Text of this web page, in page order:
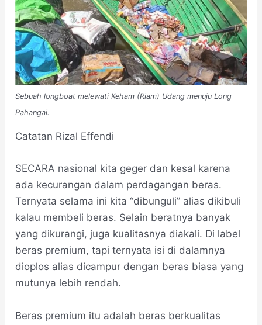
Sebuah longboat melewati Keham (Riam) Udang menuju Long
Pahangai.
Catatan Rizal Effendi
SECARA nasional kita geger dan kesal karena
ada kecurangan dalam perdagangan beras.
Ternyata selama ini kita “dibunguli” alias dikibuli
kalau membeli beras. Selain beratnya banyak
yang dikurangi, juga kualitasnya diakali. Di label
beras premium, tapi ternyata isi di dalamnya
dioplos alias dicampur dengan beras biasa yang
mutunya lebih rendah.
Beras premium itu adalah beras berkualitas